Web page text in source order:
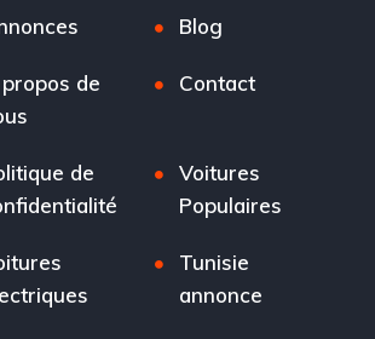
Blog
de
Contact
de
Voitures
Populaires
Tunisie
annonce